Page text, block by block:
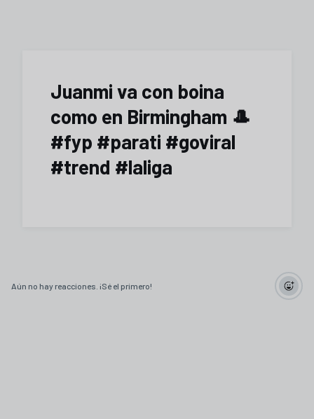
Juanmi va con boina
como en Birmingham 🎩
#fyp #parati #goviral
#trend #laliga
Aún no hay reacciones. ¡Sé el primero!